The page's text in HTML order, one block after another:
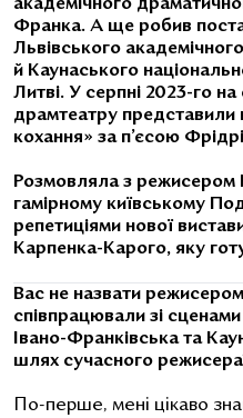
академічного
Франка. А ще робив
Львівського
й Каунаського
Литві. У серпні 2023-го
драмтеатру представили
кохання» за п’єсою
Розмовляла з режисером
гамірному київському
репетиціями нової
Карпенка-Карого, яку
Вас не назвати
співпрацювали зі
Івано-Франківська та
шлях сучасного
По-перше, мені цікаво